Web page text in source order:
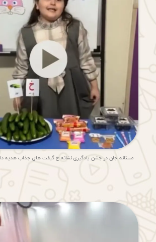
مستانه جان در جشن یادگیری نشانه خ گیفت های جذاب هدیه